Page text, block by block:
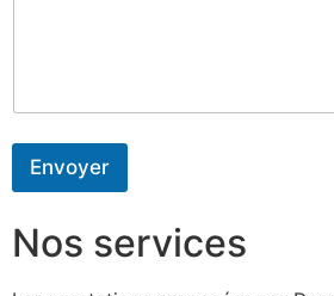
Envoyer
Nos services